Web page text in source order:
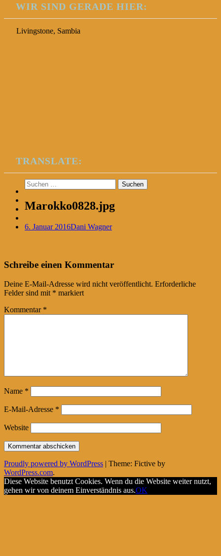
WIR SIND GERADE HIER:
Livingstone, Sambia
TRANSLATE:
Suchen
nach:
Marokko0828.jpg
6. Januar 2016Dani Wagner
Post
navigation
←
Schreibe einen Kommentar
Deine E-Mail-Adresse wird nicht veröffentlicht. Erforderliche
Felder sind mit * markiert
Kommentar *
Name *
E-Mail-Adresse *
Website
Proudly powered by WordPress | Theme: Fictive by
WordPress.com.
Diese Website benutzt Cookies. Wenn du die Website weiter nutzt,
gehen wir von deinem Einverständnis aus.OK